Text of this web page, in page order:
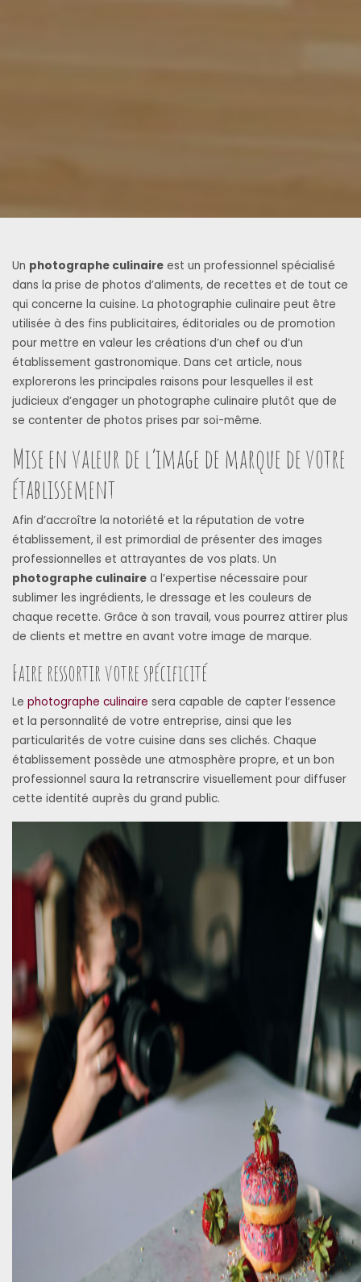
Un photographe culinaire est un professionnel spécialisé
dans la prise de photos d’aliments, de recettes et de tout ce
qui concerne la cuisine. La photographie culinaire peut être
utilisée à des fins publicitaires, éditoriales ou de promotion
pour mettre en valeur les créations d’un chef ou d’un
établissement gastronomique. Dans cet article, nous
explorerons les principales raisons pour lesquelles il est
judicieux d’engager un photographe culinaire plutôt que de
se contenter de photos prises par soi-même.
Mise en valeur de l’image de marque de votre
établissement
Afin d’accroître la notoriété et la réputation de votre
établissement, il est primordial de présenter des images
professionnelles et attrayantes de vos plats. Un
photographe culinaire a l’expertise nécessaire pour
sublimer les ingrédients, le dressage et les couleurs de
chaque recette. Grâce à son travail, vous pourrez attirer plus
de clients et mettre en avant votre image de marque.
Faire ressortir votre spécificité
Le photographe culinaire sera capable de capter l’essence
et la personnalité de votre entreprise, ainsi que les
particularités de votre cuisine dans ses clichés. Chaque
établissement possède une atmosphère propre, et un bon
professionnel saura la retranscrire visuellement pour diffuser
cette identité auprès du grand public.